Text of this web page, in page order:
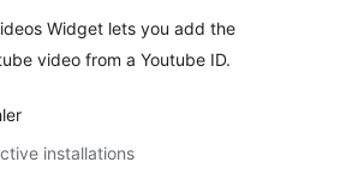
Widget lets you add the
video from a Youtube ID.
installations